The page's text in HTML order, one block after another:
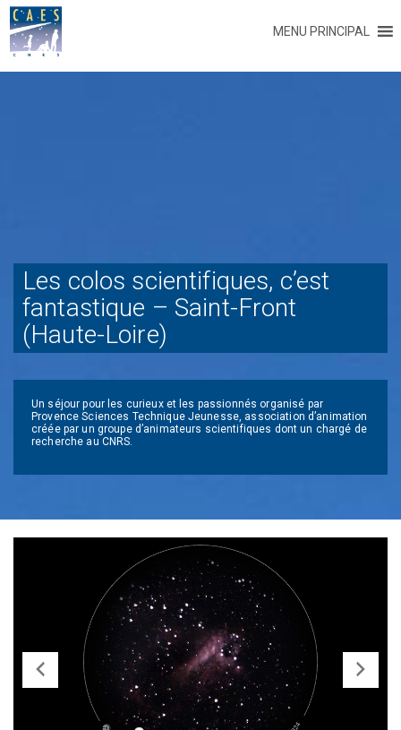
MENU PRINCIPAL
Les colos scientifiques, c’est
fantastique – Saint-Front
(Haute-Loire)
Un séjour pour les curieux et les passionnés organisé par
Provence Sciences Technique Jeunesse, association d’animation
créée par un groupe d’animateurs scientifiques dont un chargé de
recherche au CNRS.
Previ
Next